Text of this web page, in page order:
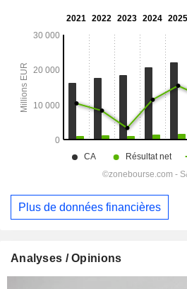
Plus de données financières
Analyses / Opinions